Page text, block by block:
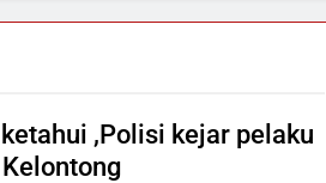
,Polisi kejar pelaku